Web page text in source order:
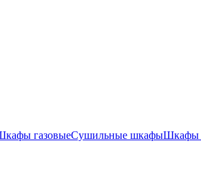
газовыеСушильные шкафыШкафы